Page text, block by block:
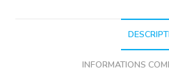
INFORMATIONS